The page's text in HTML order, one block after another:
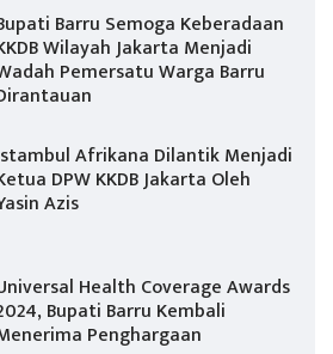
Barru Semoga Keberadaan
Wilayah Jakarta Menjadi
Pemersatu Warga Barru
Afrikana Dilantik Menjadi
DPW KKDB Jakarta Oleh
Azis
Health Coverage Awards
Bupati Barru Kembali
Penghargaan